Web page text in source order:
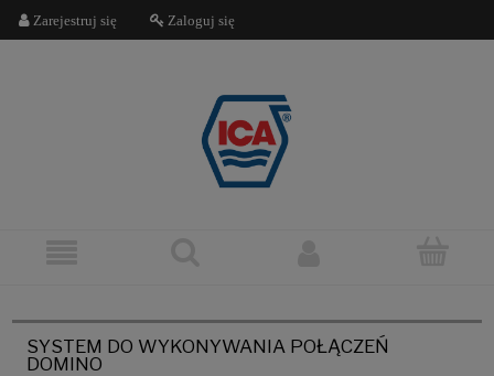
Zarejestruj się Zaloguj się
SYSTEM DO WYKONYWANIA POŁĄCZEŃ
DOMINO